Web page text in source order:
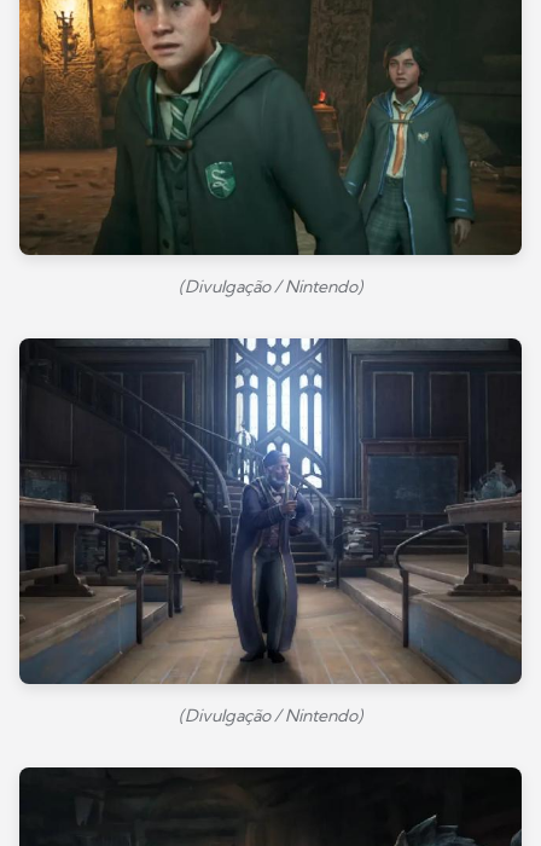
(Divulgação / Nintendo)
(Divulgação / Nintendo)